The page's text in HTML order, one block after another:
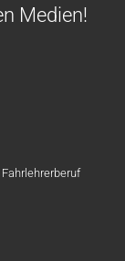
Medien!